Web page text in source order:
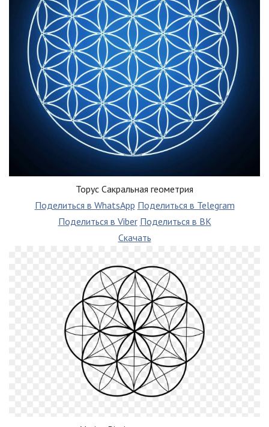
Торус Сакральная геометрия
Поделиться в WhatsApp Поделиться в Telegram
Поделиться в Viber Поделиться в ВК
Скачать